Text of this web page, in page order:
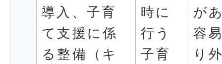
導入、子育
て支援に係
る整備（キ
時に
行う
子育
が
容
り